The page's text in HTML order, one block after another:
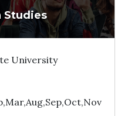
Studies
University